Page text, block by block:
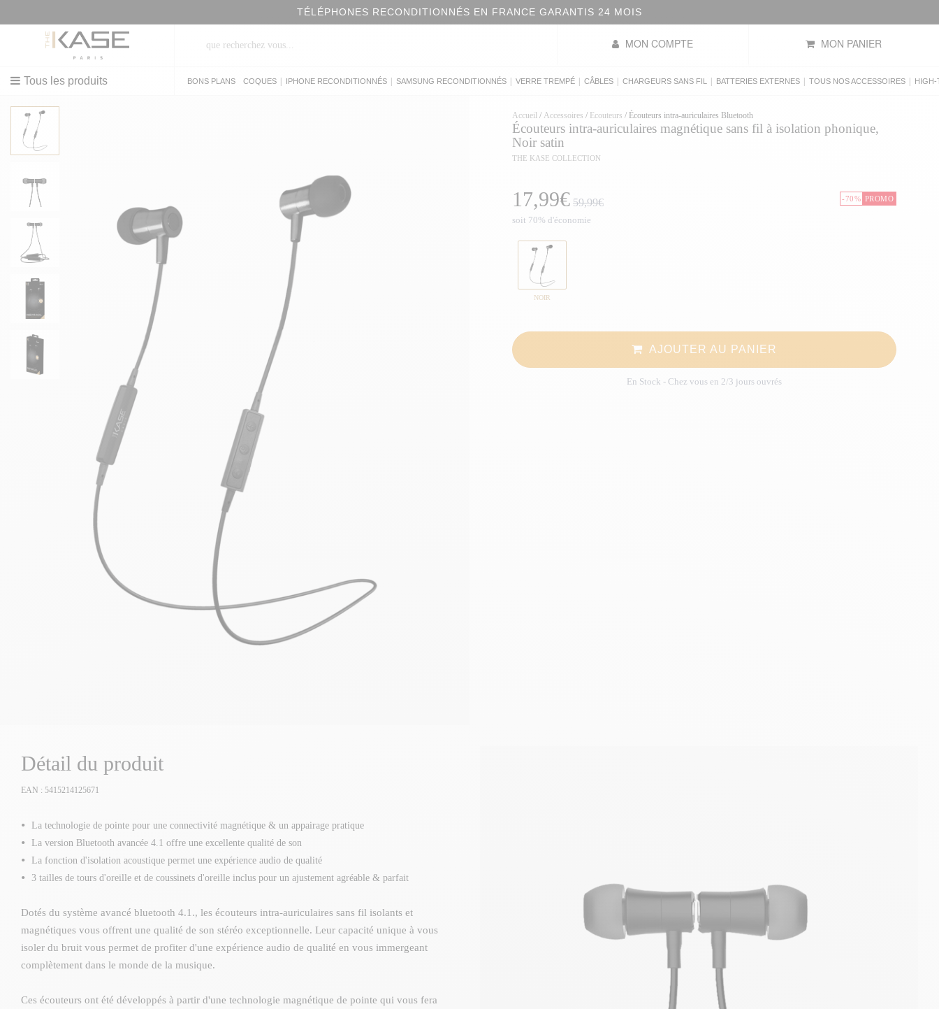
TÉLÉPHONES RECONDITIONNÉS EN FRANCE GARANTIS 24 MOIS
Tous les produits
MON COMPTE MON PANIER
BONS PLANS COQUES IPHONE RECONDITIONNÉS SAMSUNG RECONDITIONNÉS VERRE TREMPÉ CÂBLES CHARGEURS SANS FIL BATTERIES EXTERNES TOUS NOS ACCESSOIRES HIGH-
Accueil / Accessoires / Ecouteurs / Écouteurs intra-auriculaires Bluetooth
Écouteurs intra-auriculaires magnétique sans fil à isolation phonique,
Noir satin
THE KASE COLLECTION
-70% PROMO
17,99€ 59,99€
soit 70% d'économie
NOIR
AJOUTER AU PANIER
En Stock - Chez vous en 2/3 jours ouvrés
Détail du produit
EAN : 5415214125671
La technologie de pointe pour une connectivité magnétique & un appairage pratique
La version Bluetooth avancée 4.1 offre une excellente qualité de son
La fonction d'isolation acoustique permet une expérience audio de qualité
3 tailles de tours d'oreille et de coussinets d'oreille inclus pour un ajustement agréable & parfait
Dotés du système avancé bluetooth 4.1., les écouteurs intra-auriculaires sans fil isolants et
magnétiques vous offrent une qualité de son stéréo exceptionnelle. Leur capacité unique à vous
isoler du bruit vous permet de profiter d'une expérience audio de qualité en vous immergeant
complètement dans le monde de la musique.
Ces écouteurs ont été développés à partir d'une technologie magnétique de pointe qui vous fera